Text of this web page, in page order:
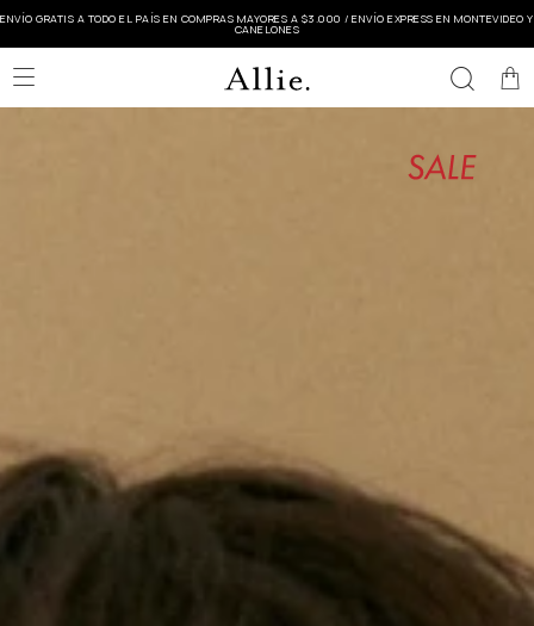
ENVÍO GRATIS A TODO EL PAÍS EN COMPRAS MAYORES A $3.000 / ENVÍO EXPRESS EN MONTEVIDEO Y
CANELONES
